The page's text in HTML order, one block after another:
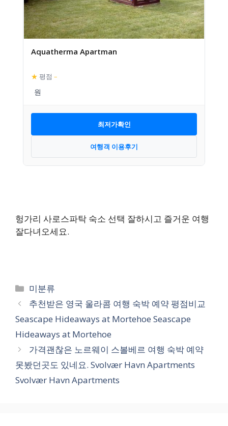
Aquatherma Apartman
★ 평점 –
최저가확인
여행객 이용후기
헝가리 사로스파탁 숙소 선택 잘하시고 즐거운 여행
잘다녀오세요.
카
테
고
리
미분류
추천받은 영국 울라콤 여행 숙박 예약 평점비교
Seascape Hideaways at Mortehoe Seascape
Hideaways at Mortehoe
가격괜찮은 노르웨이 스볼베르 여행 숙박 예약
못봤던곳도 있네요. Svolvær Havn Apartments
Svolvær Havn Apartments